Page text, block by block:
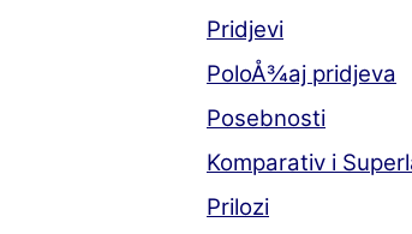
Pridjevi
PoloÅ¾aj pridjeva
Posebnosti
Komparativ i
Prilozi